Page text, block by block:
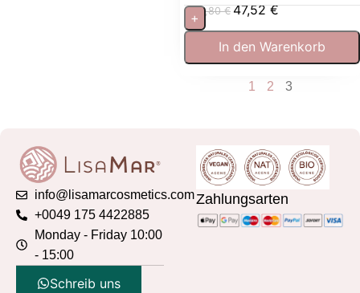
52,80€ 47,52€
+
In den Warenkorb
1 2 3
info@lisamarcosmetics.com
+0049 175 4422885
Monday - Friday 10:00
- 15:00
Schreib uns
Zahlungsarten